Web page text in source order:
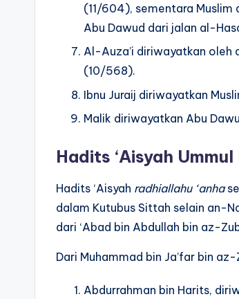
(11/604), sementara Muslim
Abu Dawud dari jalan al-
Al-Auza’i diriwayatkan oleh
(10/568).
Ibnu Juraij diriwayatkan
Malik diriwayatkan Abu
Hadits ‘Aisyah
Hadits ‘Aisyah radhiallahu ‘anha
dalam Kutubus Sittah selain an-
dari ‘Abad bin Abdullah bin az-
Dari Muhammad bin Ja’far bin
Abdurrahman bin Harits,